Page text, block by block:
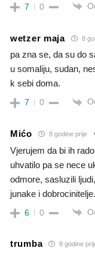
7 0
wetzer maja 8
pa zna se, da su do
u somaliju, sudan,
k sebi doma.
7 0
Mićo 8 godine prije
Vjerujem da bi ih
uhvatilo pa se nece
odmore, sasluzili
junake i dobrocinitelje.
6 0
trumba 8 godine